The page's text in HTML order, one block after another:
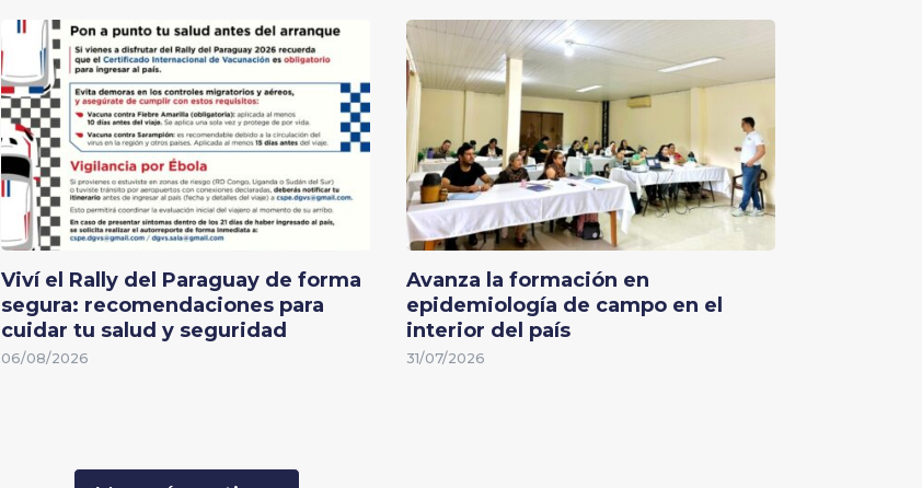
Viví el Rally del Paraguay de forma
segura: recomendaciones para
cuidar tu salud y seguridad
06/08/2026
Avanza la formación en
epidemiología de campo en el
interior del país
31/07/2026